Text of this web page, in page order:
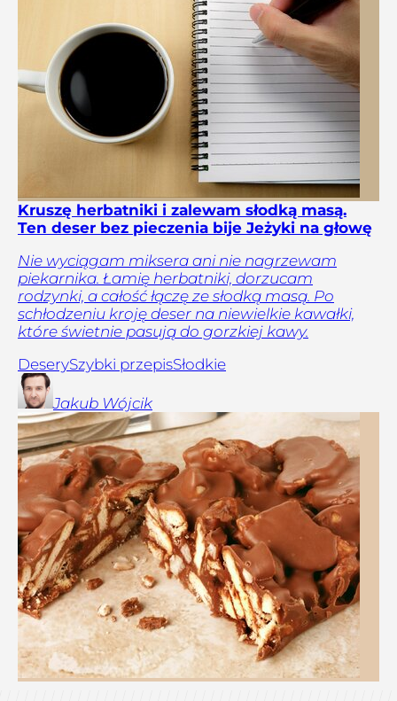
Kruszę herbatniki i zalewam słodką masą.
Ten deser bez pieczenia bije Jeżyki na głowę
Nie wyciągam miksera ani nie nagrzewam
piekarnika. Łamię herbatniki, dorzucam
rodzynki, a całość łączę ze słodką masą. Po
schłodzeniu kroję deser na niewielkie kawałki,
które świetnie pasują do gorzkiej kawy.
DeserySzybki przepisSłodkie
Jakub Wójcik